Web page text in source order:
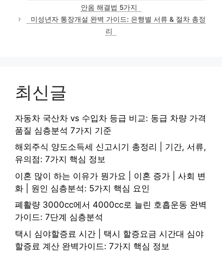
안옴 해결법 5가지
미성년자 통장개설 완벽 가이드: 은행별 서류 & 절차 총정
리
최신글
자동차 국산차 vs 수입차 등급 비교: 동급 차량 가격
품질 심층분석 7가지 기준
해외주식 양도소득세 신고시기 총정리 | 기간, 서류,
유의점: 7가지 핵심 정보
이혼 많이 하는 이유가 뭔가요 | 이혼 증가 | 사회 변
화 | 원인 심층분석: 5가지 핵심 요인
폐활량 3000cc에서 4000cc로 늘린 호흡운동 완벽
가이드: 7단계 심층분석
택시 심야할증료 시간 | 택시 할증요금 시간대 심야
할증료 계산 완벽가이드: 7가지 핵심 정보